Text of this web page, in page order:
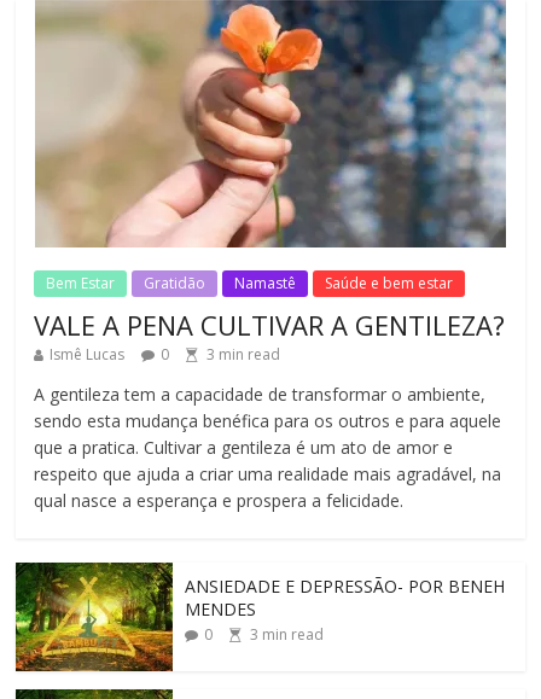
SAGRADA FAMÍLIA – MAIA SOMEL
No Comments min read
VALE A PENA CULTIVAR A GENTILEZA?
No Comments 3min read
Bem Estar Gratidão Namastê Saúde e bem estar
VALE A PENA CULTIVAR A GENTILEZA?
Ismê Lucas 0 3 min read
A gentileza tem a capacidade de transformar o ambiente,
sendo esta mudança benéfica para os outros e para aquele
que a pratica. Cultivar a gentileza é um ato de amor e
respeito que ajuda a criar uma realidade mais agradável, na
qual nasce a esperança e prospera a felicidade.
ANSIEDADE E DEPRESSÃO- POR BENEH
MENDES
0 3 min read